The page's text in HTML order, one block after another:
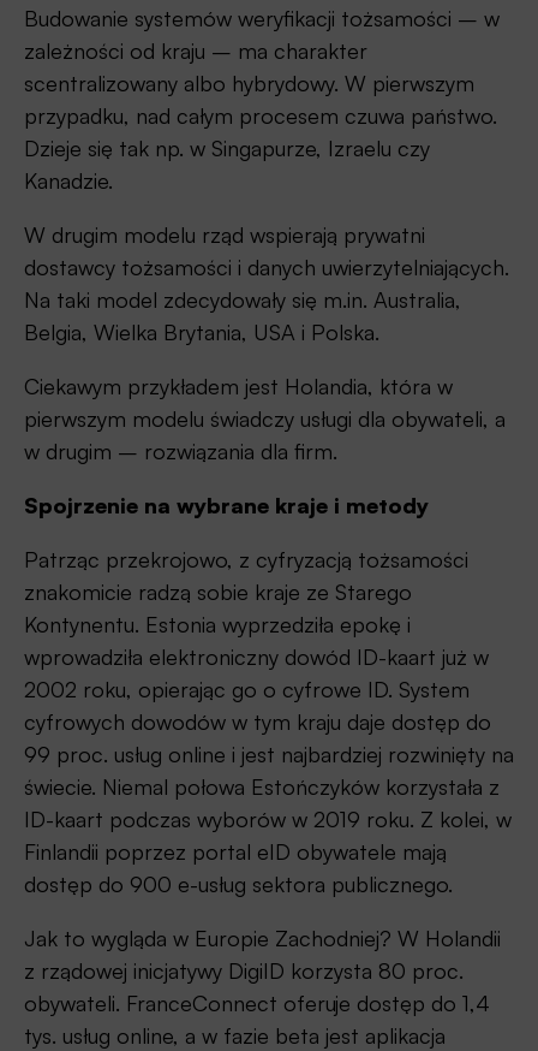
Budowanie systemów weryfikacji tożsamości – w
zależności od kraju – ma charakter
scentralizowany albo hybrydowy. W pierwszym
przypadku, nad całym procesem czuwa państwo.
Dzieje się tak np. w Singapurze, Izraelu czy
Kanadzie.
W drugim modelu rząd wspierają prywatni
dostawcy tożsamości i danych uwierzytelniających.
Na taki model zdecydowały się m.in. Australia,
Belgia, Wielka Brytania, USA i Polska.
Ciekawym przykładem jest Holandia, która w
pierwszym modelu świadczy usługi dla obywateli, a
w drugim – rozwiązania dla firm.
Spojrzenie na wybrane kraje i metody
Patrząc przekrojowo, z cyfryzacją tożsamości
znakomicie radzą sobie kraje ze Starego
Kontynentu. Estonia wyprzedziła epokę i
wprowadziła elektroniczny dowód ID-kaart już w
2002 roku, opierając go o cyfrowe ID. System
cyfrowych dowodów w tym kraju daje dostęp do
99 proc. usług online i jest najbardziej rozwinięty na
świecie. Niemal połowa Estończyków korzystała z
ID-kaart podczas wyborów w 2019 roku. Z kolei, w
Finlandii poprzez portal eID obywatele mają
dostęp do 900 e-usług sektora publicznego.
Jak to wygląda w Europie Zachodniej? W Holandii
z rządowej inicjatywy DigiID korzysta 80 proc.
obywateli. FranceConnect oferuje dostęp do 1,4
tys. usług online, a w fazie beta jest aplikacja